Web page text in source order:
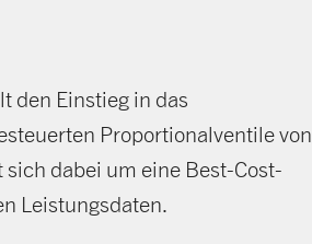
den Einstieg in das
Proportionalventile von
sich dabei um eine Best-Cost-
Leistungsdaten.